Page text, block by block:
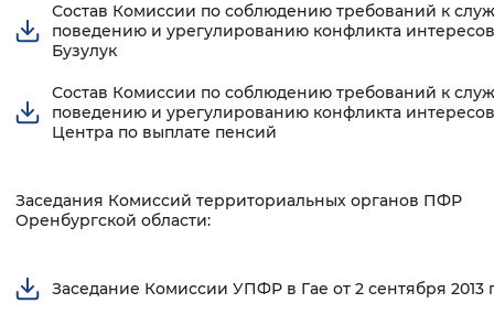
Состав Комиссии по соблюдению требований к
поведению и урегулированию конфликта интересов
Бузулук
Состав Комиссии по соблюдению требований к
поведению и урегулированию конфликта интересов
Центра по выплате пенсий
Заседания Комиссий территориальных органов ПФР
Оренбургской области:
Заседание Комиссии УПФР в Гае от 2 сентября 2013